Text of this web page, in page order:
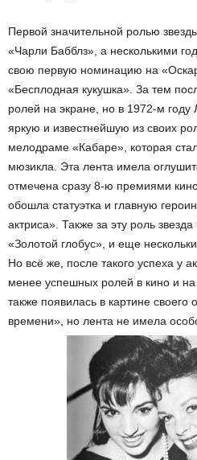
Первой значительной ролью
«Чарли Бабблз», а несколькими
свою первую номинацию на
«Бесплодная кукушка». За тем
ролей на экране, но в 1972-м
яркую и известнейшую из своих
мелодраме «Кабаре», которая
мюзикла. Эта лента имела
отмечена сразу 8-ю премиями
обошла статуэтка и главную
актриса». Также за эту роль
«Золотой глобус», и еще
Но всё же, после такого успеха у
менее успешных ролей в кино и
также появилась в картине
времени», но лента не имела